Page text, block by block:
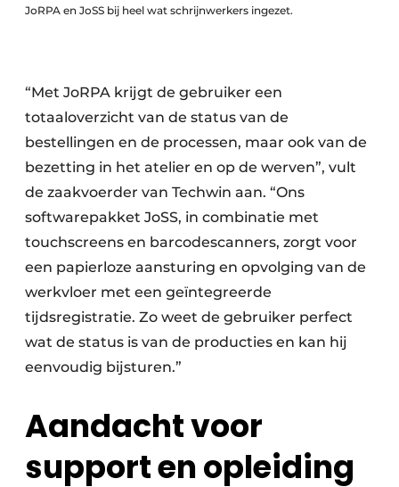
JoRPA en JoSS bij heel wat schrijnwerkers ingezet.
“Met JoRPA krijgt de gebruiker een
totaaloverzicht van de status van de
bestellingen en de processen, maar ook van de
bezetting in het atelier en op de werven”, vult
de zaakvoerder van Techwin aan. “Ons
softwarepakket JoSS, in combinatie met
touchscreens en barcode­scanners, zorgt voor
een papierloze aansturing en opvolging van de
werkvloer met een geïntegreerde
tijdsregistratie. Zo weet de gebruiker perfect
wat de status is van de producties en kan hij
eenvoudig bijsturen.”
Aandacht voor
support en opleiding